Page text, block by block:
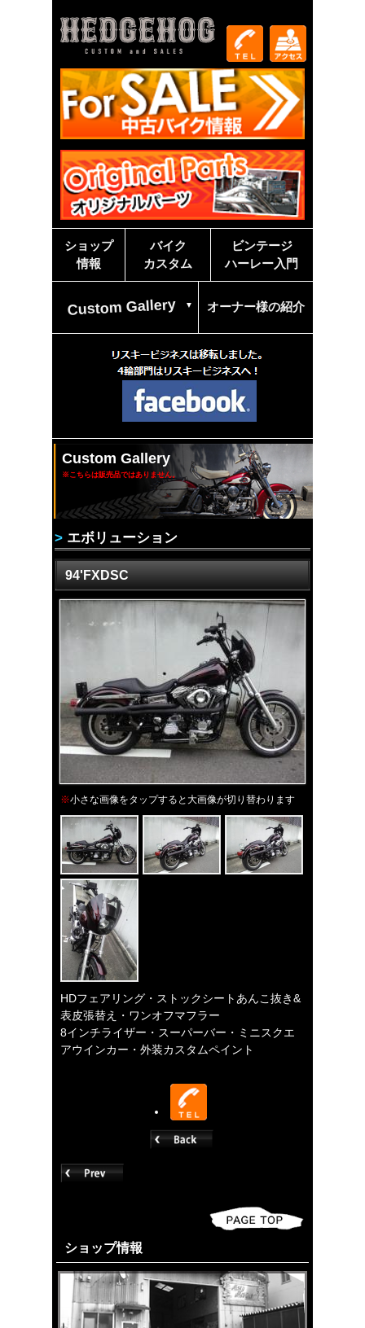
ショップ
情報
バイク
カスタム
ビンテージ
ハーレー入門
Custom Gallery オーナー様の紹介
Custom Gallery
※こちらは販売品ではありません。
> エボリューション
94'FXDSC
※小さな画像をタップすると大画像が切り替わります
HDフェアリング・ストックシートあんこ抜き&
表皮張替え・ワンオフマフラー
8インチライザー・スーパーバー・ミニスクエ
アウインカー・外装カスタムペイント
ショップ情報